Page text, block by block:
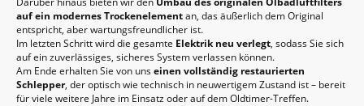
auf ein modernes Trockenelementan, das äußerlich dem Original
entspricht, aber wartungsfreundlicher ist.
Im letzten Schritt wird die gesamte Elektrik neu verlegt, sodass Sie sich
auf ein zuverlässiges, sicheres System verlassen können.
Am Ende erhalten Sie von unseinen vollständig restaurierten
Schlepper, der optisch wie technisch in neuwertigem Zustand ist – bereit
für viele weitere Jahre im Einsatz oder auf dem Oldtimer-Treffen.